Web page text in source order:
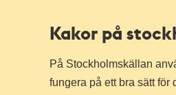
Kakor på
På Stockholmskällan
fungera på ett bra sätt för